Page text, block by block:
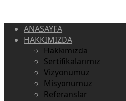
ANASAYFA
HAKKIMIZDA
Hakkımızda
Sertifikalarımız
Vizyonumuz
Misyonumuz
Referanslar